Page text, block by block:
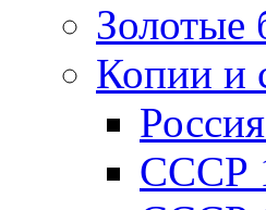
Золотые
Копии и
СССР